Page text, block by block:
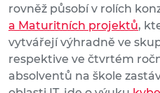
rovněž působí v rolích
a Maturitních projektů,
vytvářejí výhradně ve
respektive ve čtvrtém
absolventů na škole